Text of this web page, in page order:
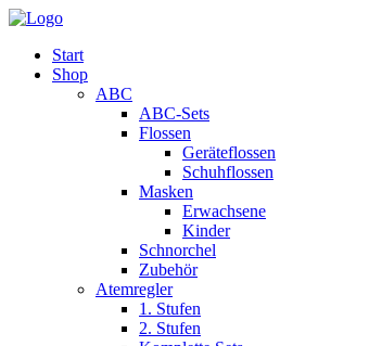
Start
Shop
ABC
ABC-Sets
Flossen
Geräteflossen
Schuhflossen
Masken
Erwachsene
Kinder
Schnorchel
Zubehör
Atemregler
1. Stufen
2. Stufen